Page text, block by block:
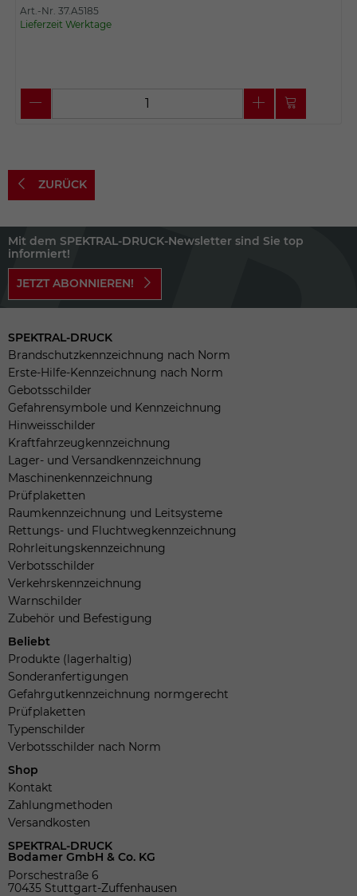
Art.-Nr. 37.A5185
Lieferzeit Werktage
ZURÜCK
Mit dem SPEKTRAL-DRUCK-Newsletter sind Sie top
informiert!
JETZT ABONNIEREN!
SPEKTRAL-DRUCK
Brandschutzkennzeichnung nach Norm
Erste-Hilfe-Kennzeichnung nach Norm
Gebotsschilder
Gefahrensymbole und Kennzeichnung
Hinweisschilder
Kraftfahrzeugkennzeichnung
Lager- und Versandkennzeichnung
Maschinenkennzeichnung
Prüfplaketten
Raumkennzeichnung und Leitsysteme
Rettungs- und Fluchtwegkennzeichnung
Rohrleitungskennzeichnung
Verbotsschilder
Verkehrskennzeichnung
Warnschilder
Zubehör und Befestigung
Beliebt
Produkte (lagerhaltig)
Sonderanfertigungen
Gefahrgutkennzeichnung normgerecht
Prüfplaketten
Typenschilder
Verbotsschilder nach Norm
Shop
Kontakt
Zahlungmethoden
Versandkosten
SPEKTRAL-DRUCK
Bodamer GmbH & Co. KG
Porschestraße 6
70435 Stuttgart-Zuffenhausen